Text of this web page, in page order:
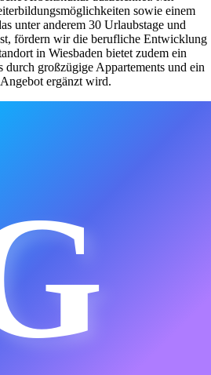
sowie einem
unter anderem 30 Urlaubstage und
fördern wir die berufliche Entwicklung
in Wiesbaden bietet zudem ein
durch großzügige Appartements und ein
ergänzt wird.